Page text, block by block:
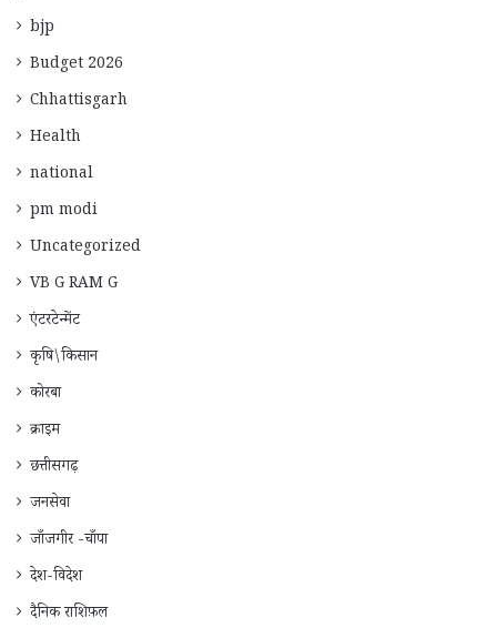
bjp
Budget 2026
Chhattisgarh
Health
national
pm modi
Uncategorized
VB G RAM G
एंटरटेन्मेंट
कृषि\किसान
कोरबा
क्राइम
छत्तीसगढ़
जनसेवा
जाँजगीर -चाँपा
देश-विदेश
दैनिक राशिफ़ल